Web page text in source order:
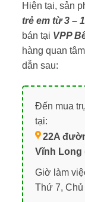
Hiện tại, sản
trẻ em từ 3 –
bán tại VPP
hàng quan
dẫn sau:
Đến mua
tại:
22A
Vĩnh Long
Giờ làm
Thứ 7,